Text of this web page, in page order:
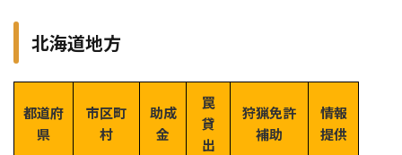
北海道地方
都道府
県
市区町
村
助成
金
罠
貸
出
狩猟免許
補助
情報
提供